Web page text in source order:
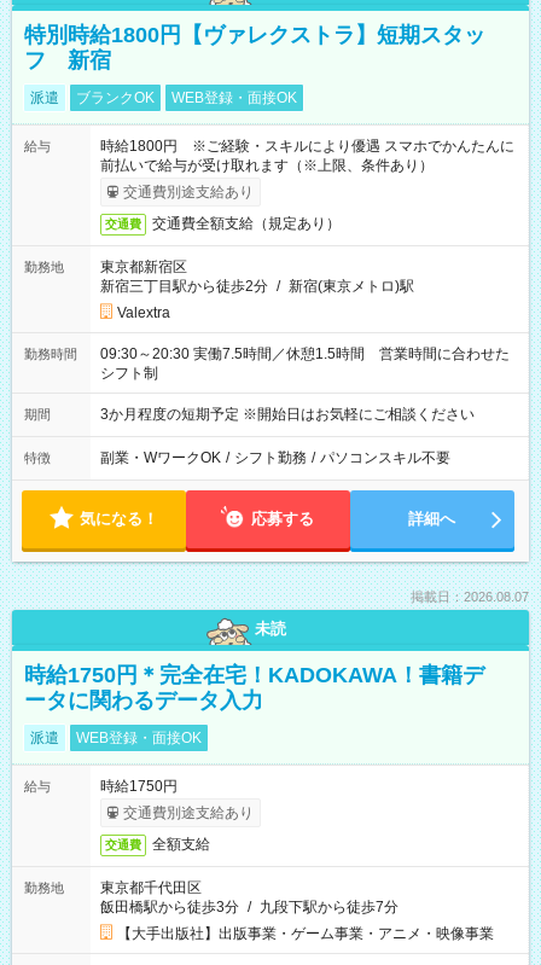
特別時給1800円【ヴァレクストラ】短期スタッ
フ 新宿
派遣 ブランクOK WEB登録・面接OK
給与
時給1800円 ※ご経験・スキルにより優遇 スマホでかんたんに
前払いで給与が受け取れます（※上限、条件あり）
交通費別途支給あり
交通費 交通費全額支給（規定あり）
勤務地
東京都新宿区
新宿三丁目駅から徒歩2分 / 新宿(東京メトロ)駅
Valextra
勤務時間
09:30～20:30 実働7.5時間／休憩1.5時間 営業時間に合わせた
シフト制
期間 3か月程度の短期予定 ※開始日はお気軽にご相談ください
特徴 副業・WワークOK / シフト勤務 / パソコンスキル不要
気になる！ 応募する 詳細へ
掲載日：2026.08.07
未読
時給1750円＊完全在宅！KADOKAWA！書籍デ
ータに関わるデータ入力
派遣 WEB登録・面接OK
給与
時給1750円
交通費別途支給あり
交通費 全額支給
勤務地
東京都千代田区
飯田橋駅から徒歩3分 / 九段下駅から徒歩7分
【大手出版社】出版事業・ゲーム事業・アニメ・映像事業